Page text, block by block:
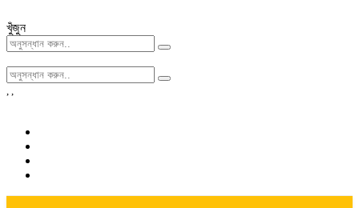
খুঁজুন
, ,